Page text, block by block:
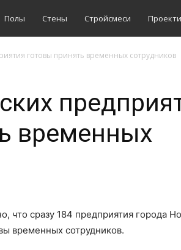
Полы Стены Стройсмеси
готовы принять временных сотрудников
временных
что сразу 184 предприятия города
временных сотрудников.